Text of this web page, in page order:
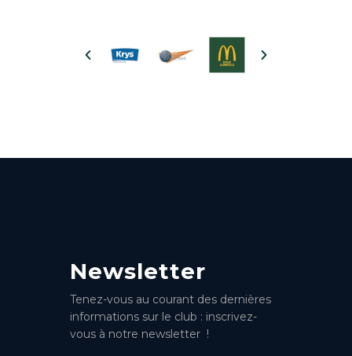
Newsletter
Tenez-vous au courant des dernières
informations sur le club : inscrivez-
vous à notre newsletter !